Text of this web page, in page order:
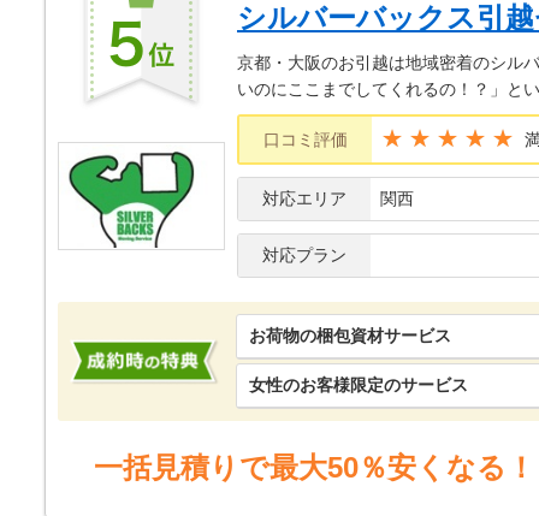
シルバーバックス引
京都・大阪のお引越は地域密着のシル
いのにここまでしてくれるの！？」と
口コミ評価 ★★★★★
対応エリア 関西
対応プラン
お荷物の梱包資材サービス
女性のお客様限定のサービス
一括見積りで最大50％安くなる！